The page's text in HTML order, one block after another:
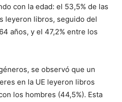
con la edad: el 53,5% de las
leyeron libros, seguido del
años, y el 47,2% entre los
se observó que un
en la UE leyeron libros
los hombres (44,5%). Esta